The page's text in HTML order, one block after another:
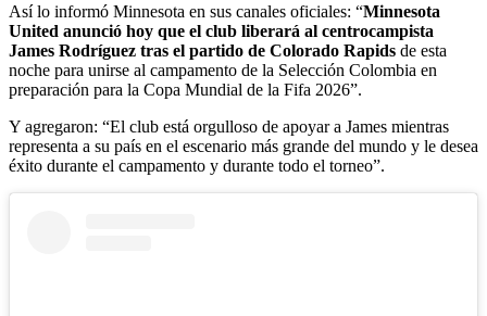
Así lo informó Minnesota en sus canales oficiales: “Minnesota
United anunció hoy que el club liberará al centrocampista
James Rodríguez tras el partido de Colorado Rapids de esta
noche para unirse al campamento de la Selección Colombia en
preparación para la Copa Mundial de la Fifa 2026”.
Y agregaron: “El club está orgulloso de apoyar a James mientras
representa a su país en el escenario más grande del mundo y le desea
éxito durante el campamento y durante todo el torneo”.